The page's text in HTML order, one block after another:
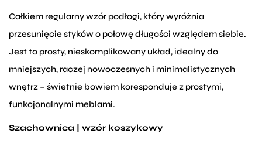
Całkiem regularny wzór podłogi, który wyróżnia
przesunięcie styków o połowę długości względem siebie.
Jest to prosty, nieskomplikowany układ, idealny do
mniejszych, raczej nowoczesnych i minimalistycznych
wnętrz – świetnie bowiem koresponduje z prostymi,
funkcjonalnymi meblami.
Szachownica | wzór koszykowy